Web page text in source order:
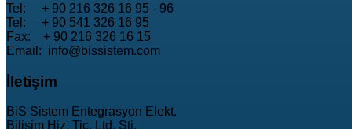
Tel: + 90 216 326 16 95 - 96
Tel: + 90 541 326 16 95
Fax: + 90 216 326 16 15
Email: info@bissistem.com
İletişim
BiS Sistem Entegrasyon Elekt.
Bilişim Hiz. Tic. Ltd. Şti.